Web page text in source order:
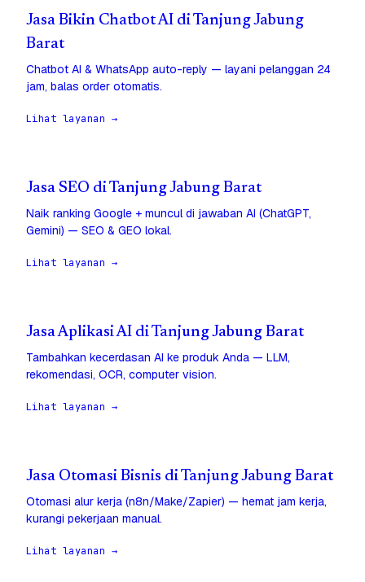
Jasa Bikin Chatbot AI di Tanjung Jabung
Barat
Chatbot AI & WhatsApp auto-reply — layani pelanggan 24
jam, balas order otomatis.
Lihat layanan →
Jasa SEO di Tanjung Jabung Barat
Naik ranking Google + muncul di jawaban AI (ChatGPT,
Gemini) — SEO & GEO lokal.
Lihat layanan →
Jasa Aplikasi AI di Tanjung Jabung Barat
Tambahkan kecerdasan AI ke produk Anda — LLM,
rekomendasi, OCR, computer vision.
Lihat layanan →
Jasa Otomasi Bisnis di Tanjung Jabung Barat
Otomasi alur kerja (n8n/Make/Zapier) — hemat jam kerja,
kurangi pekerjaan manual.
Lihat layanan →